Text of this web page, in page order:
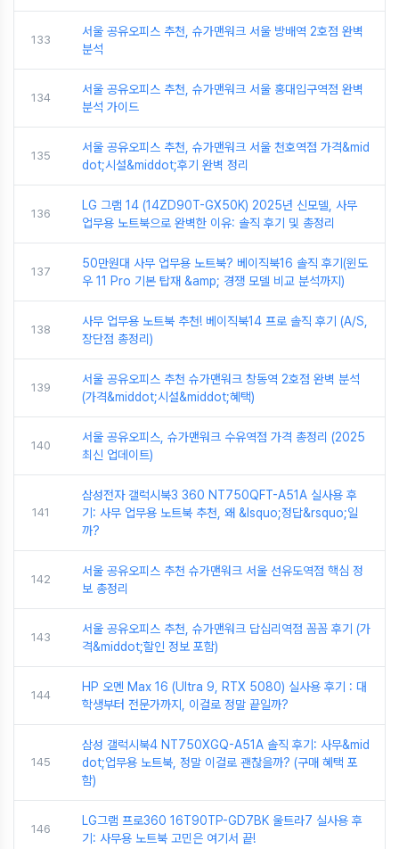
133
서울 공유오피스 추천, 슈가맨워크 서울 방배역 2호점 완벽
분석
134
서울 공유오피스 추천, 슈가맨워크 서울 홍대입구역점 완벽
분석 가이드
135
서울 공유오피스 추천, 슈가맨워크 서울 천호역점 가격&mid
dot;시설&middot;후기 완벽 정리
136
LG 그램 14 (14ZD90T-GX50K) 2025년 신모델, 사무
업무용 노트북으로 완벽한 이유: 솔직 후기 및 총정리
137
50만원대 사무 업무용 노트북? 베이직북16 솔직 후기(윈도
우 11 Pro 기본 탑재 &amp; 경쟁 모델 비교 분석까지)
138
사무 업무용 노트북 추천! 베이직북14 프로 솔직 후기 (A/S,
장단점 총정리)
139
서울 공유오피스 추천 슈가맨워크 창동역 2호점 완벽 분석
(가격&middot;시설&middot;혜택)
140
서울 공유오피스, 슈가맨워크 수유역점 가격 총정리 (2025
최신 업데이트)
141
삼성전자 갤럭시북3 360 NT750QFT-A51A 실사용 후
기: 사무 업무용 노트북 추천, 왜 &lsquo;정답&rsquo;일
까?
142
서울 공유오피스 추천 슈가맨워크 서울 선유도역점 핵심 정
보 총정리
143
서울 공유오피스 추천, 슈가맨워크 답십리역점 꼼꼼 후기 (가
격&middot;할인 정보 포함)
144
HP 오멘 Max 16 (Ultra 9, RTX 5080) 실사용 후기 : 대
학생부터 전문가까지, 이걸로 정말 끝일까?
145
삼성 갤럭시북4 NT750XGQ-A51A 솔직 후기: 사무&mid
dot;업무용 노트북, 정말 이걸로 괜찮을까? (구매 혜택 포
함)
146
LG그램 프로360 16T90TP-GD7BK 울트라7 실사용 후
기: 사무용 노트북 고민은 여기서 끝!